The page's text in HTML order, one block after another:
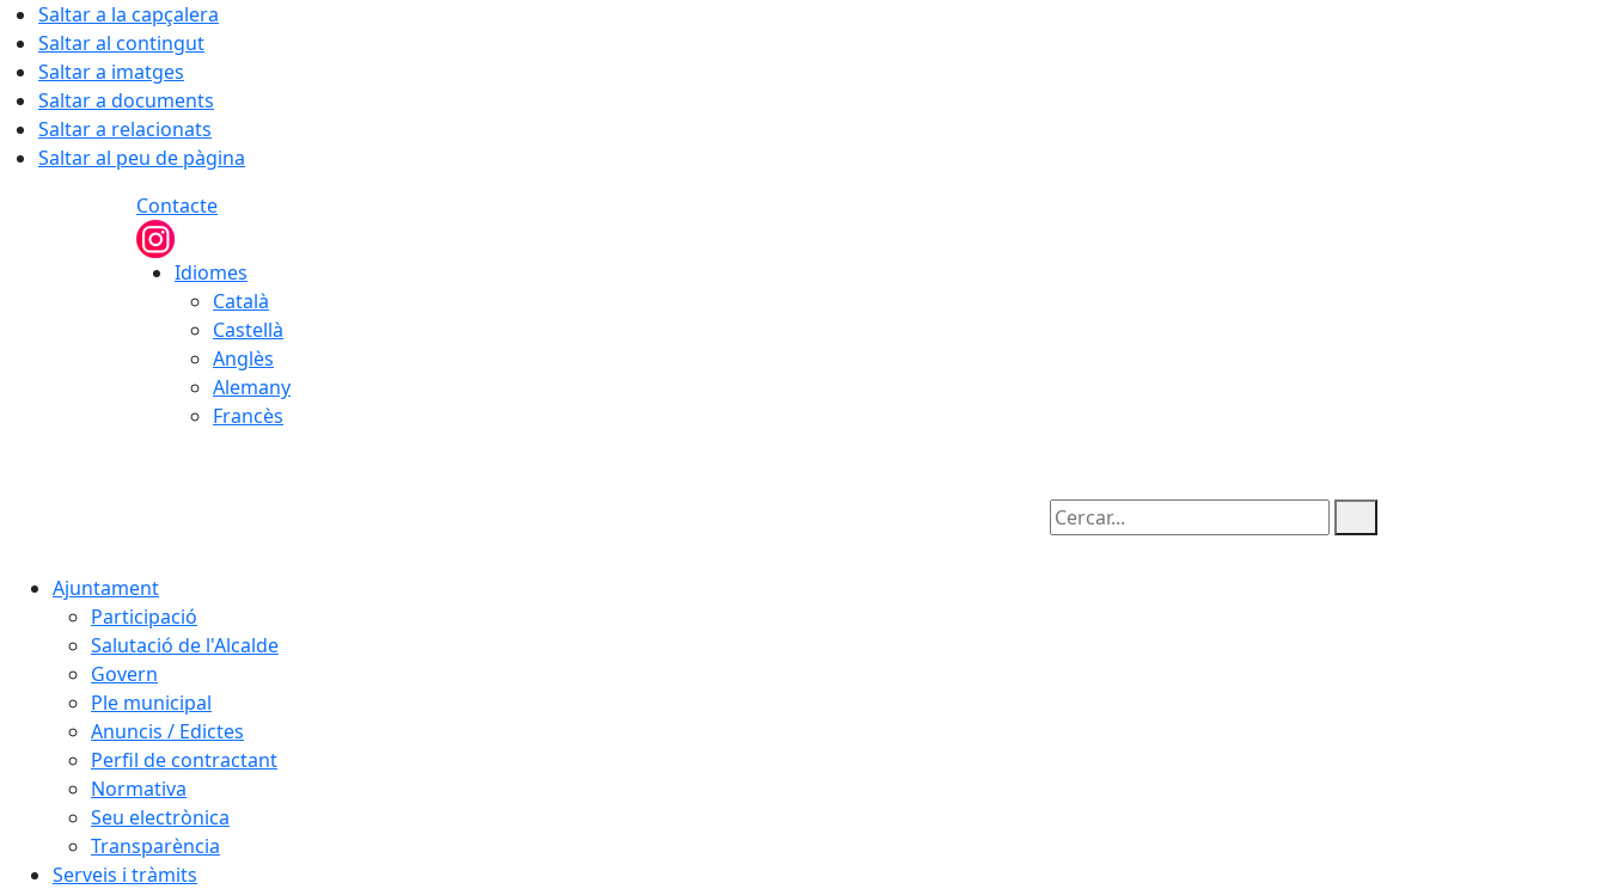
Saltar a la capçalera
Saltar al contingut
Saltar a imatges
Saltar a documents
Saltar a relacionats
Saltar al peu de pàgina
Contacte
Idiomes
Català
Castellà
Anglès
Alemany
Francès
Cercar:
Ajuntament
Participació
Salutació de l'Alcalde
Govern
Ple municipal
Anuncis / Edictes
Perfil de contractant
Normativa
Seu electrònica
Transparència
Serveis i tràmits